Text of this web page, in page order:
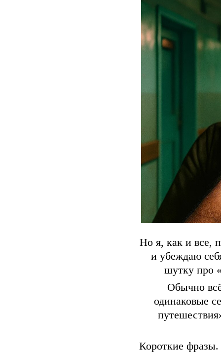
Но я, как и все,
и убеждаю
шутку про
Обычно
одинаковые
Короткие